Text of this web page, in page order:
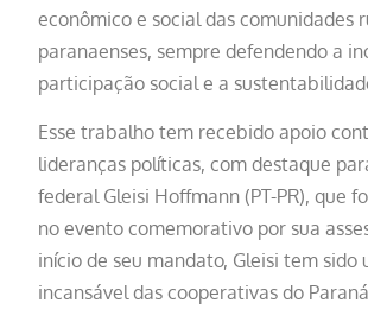
econômico e social das comunidades
paranaenses, sempre defendendo a
participação social e a
Esse trabalho tem recebido apoio
lideranças políticas, com destaque
federal Gleisi Hoffmann (PT-PR), que
no evento comemorativo por sua
início de seu mandato, Gleisi tem sido
incansável das cooperativas do